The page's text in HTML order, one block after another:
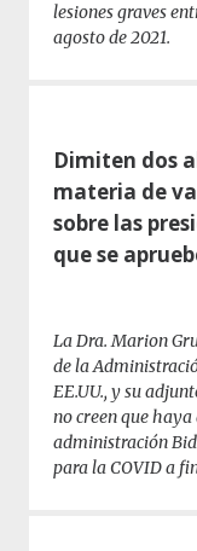
lesiones graves
agosto de 2021.
Dimiten dos
materia de
sobre las
que se
La Dra. Marion
de la
EE.UU., y su
no creen que
administración
para la COVID a